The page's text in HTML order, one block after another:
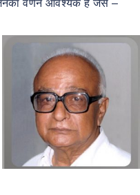
वर्णन आवश्यक है जैसे –